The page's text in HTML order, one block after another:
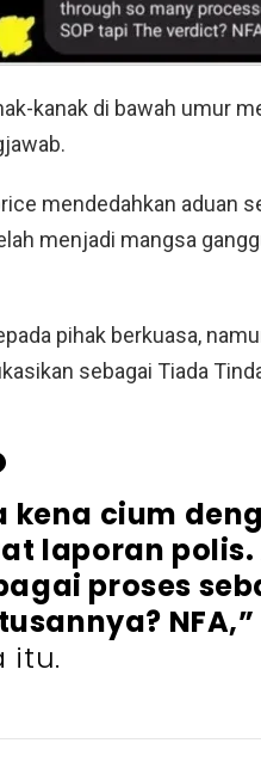
kanak di bawah umur
mendedahkan aduan
menjadi mangsa
pihak berkuasa,
sebagai Tiada
kena cium
laporan polis.
proses
NFA,”
itu.